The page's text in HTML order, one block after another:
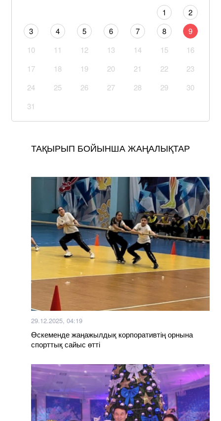
1
2
3
4 5 6 7 8
9
10
11 12 13 14 15
16
17
18 19 20 21 22
23
24
25 26 27 28 29
30
31
ТАҚЫРЫП БОЙЫНША ЖАҢАЛЫҚТАР
29.12.2025, 04:19
Өскеменде жаңажылдық корпоративтің орнына
спорттық сайыс өтті